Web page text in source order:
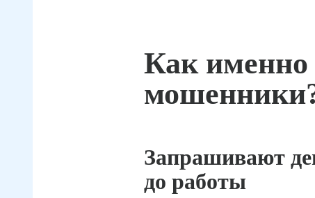
Как именно
Запрашивают
до работы